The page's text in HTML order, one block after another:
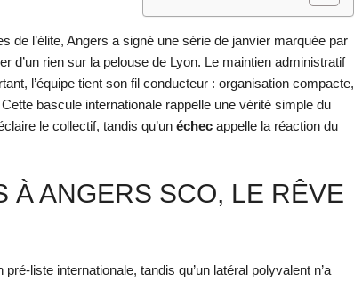
l’élite, Angers a signé une série de janvier marquée par
rien sur la pelouse de Lyon. Le maintien administratif
l’équipe tient son fil conducteur : organisation compacte,
bascule internationale rappelle une vérité simple du
le collectif, tandis qu’un échec appelle la réaction du
À ANGERS SCO, LE RÊVE
liste internationale, tandis qu’un latéral polyvalent n’a